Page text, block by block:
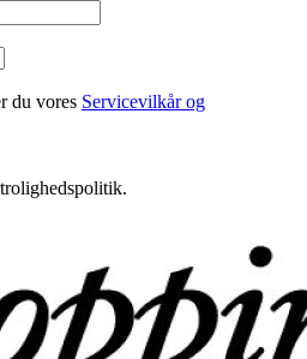
du vores Servicevilkår og